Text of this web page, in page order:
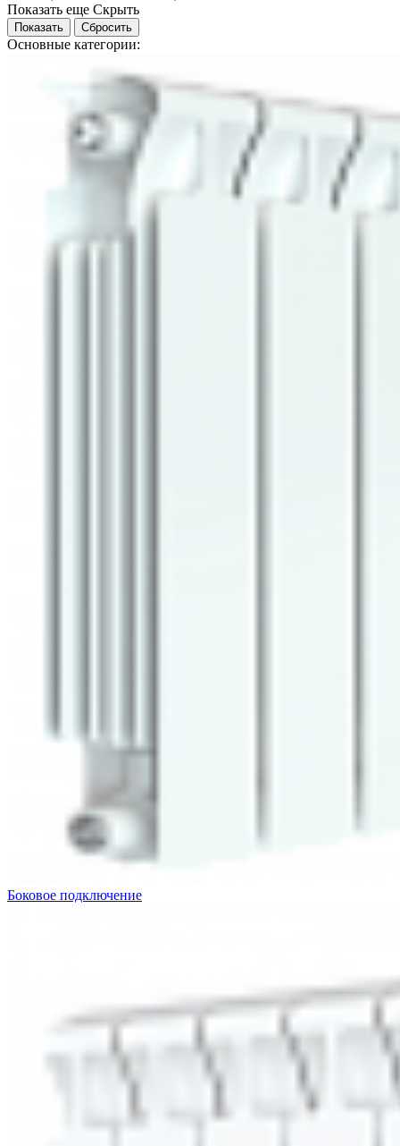
Показать еще Скрыть
Основные категории:
Боковое подключение